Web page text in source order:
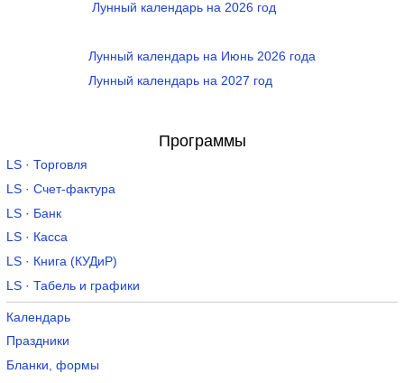
Лунный календарь на 2026 год
Лунный календарь на Июнь 2026 года
Лунный календарь на 2027 год
Программы
LS · Торговля
LS · Счет-фактура
LS · Банк
LS · Касса
LS · Книга (КУДиР)
LS · Табель и графики
Календарь
Праздники
Бланки, формы